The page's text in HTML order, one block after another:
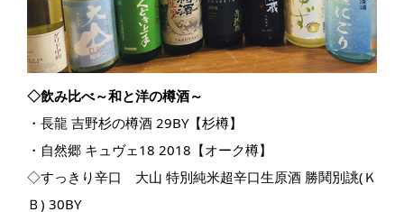
◇飲み比べ～和と洋の樽酒～
・長龍 吉野杉の樽酒 29BY【杉樽】
・自然郷 キュヴェ18 2018【オーク樽】
◇すっきり辛口 大山 特別純米超辛口生原酒 勝鬨別誂(Ｋ
Ｂ) 30BY